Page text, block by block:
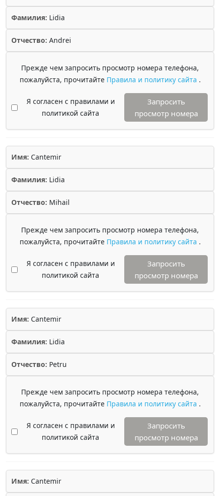
Фамилия: Lidia
Отчество: Andrei
Прежде чем запросить просмотр номера телефона,
пожалуйста, прочитайте Правила и политику сайта .
Я согласен с правилами и
политикой сайта
Запросить
просмотр номера
Имя: Cantemir
Фамилия: Lidia
Отчество: Mihail
Прежде чем запросить просмотр номера телефона,
пожалуйста, прочитайте Правила и политику сайта .
Я согласен с правилами и
политикой сайта
Запросить
просмотр номера
Имя: Cantemir
Фамилия: Lidia
Отчество: Petru
Прежде чем запросить просмотр номера телефона,
пожалуйста, прочитайте Правила и политику сайта .
Я согласен с правилами и
политикой сайта
Запросить
просмотр номера
Имя: Cantemir